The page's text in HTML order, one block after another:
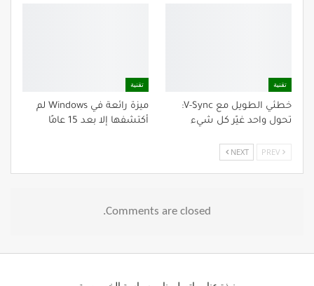
تقنية
خطئي الطويل مع V-Sync:
تحول واحد غيّر كل شيء
تقنية
ميزة رائعة في Windows لم
أكتشفها إلا بعد 15 عامًا
NEXT
Comments are closed.